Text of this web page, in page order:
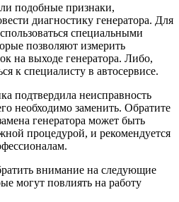
подобные признаки,
диагностику генератора. Для
специальными
позволяют измерить
на выходе генератора. Либо,
к специалисту в автосервисе.
подтвердила неисправность
необходимо заменить. Обратите
генератора может быть
процедурой, и рекомендуется
внимание на следующие
могут повлиять на работу